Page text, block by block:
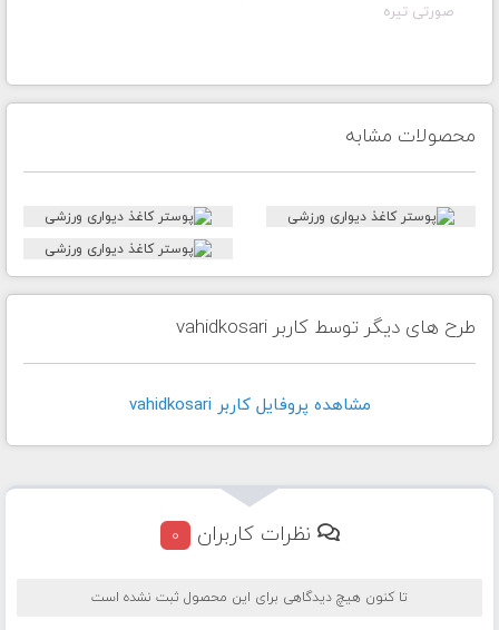
صورتی تیره
محصولات مشابه
طرح های دیگر توسط کاربر vahidkosari
مشاهده پروفايل کاربر vahidkosari
نظرات کاربران 0
تا کنون هیچ دیدگاهی برای این محصول ثبت نشده است